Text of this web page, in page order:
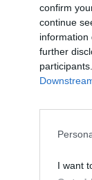
confirm
continue
information
further
I want
με την
της και η
για να
από
της
μόρια.